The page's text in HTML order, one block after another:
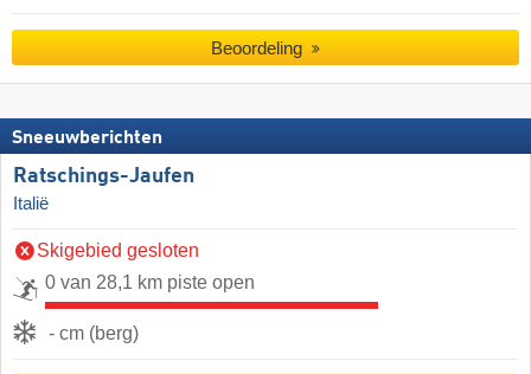
Beoordeling
Sneeuwberichten
Ratschings-Jaufen
Italië
Skigebied gesloten
0 van 28,1 km piste open
- cm (berg)